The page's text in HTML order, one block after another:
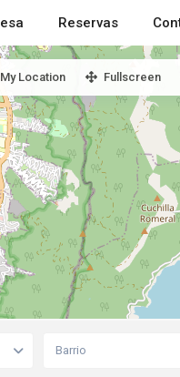
Reservas
My Location Fullscreen
Barrio